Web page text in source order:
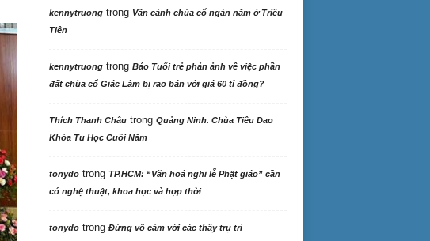
kennytruongtrong Vãn cảnh chùa cổ ngàn năm ở Triều
Tiên
kennytruongtrong Báo Tuổi trẻ phản ảnh về việc phần
đất chùa cổ Giác Lâm bị rao bán với giá 60 tỉ đồng?
Thích Thanh Châutrong Quảng Ninh. Chùa Tiêu Dao
Khóa Tu Học Cuối Năm
tonydotrong TP.HCM: “Văn hoá nghi lễ Phật giáo” cần
có nghệ thuật, khoa học và hợp thời
tonydotrong Đừng vô cảm với các thầy trụ trì